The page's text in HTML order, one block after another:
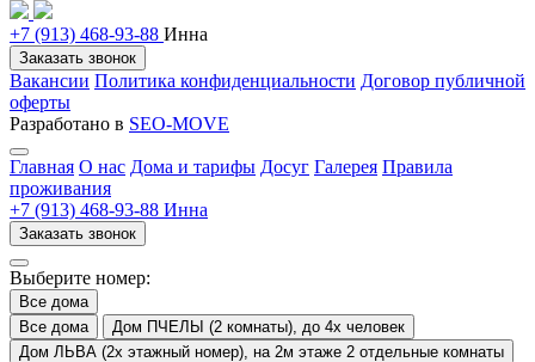
+7 (913) 468-93-88 Инна
Заказать звонок
Вакансии Политика конфиденциальности Договор публичной
оферты
Разработано в SEO-MOVE
Главная О нас Дома и тарифы Досуг Галерея Правила
проживания
+7 (913) 468-93-88 Инна
Заказать звонок
Выберите номер:
Все дома
Все дома
Дом ПЧЕЛЫ (2 комнаты), до 4х человек
Дом ЛЬВА (2х этажный номер), на 2м этаже 2 отдельные комнаты